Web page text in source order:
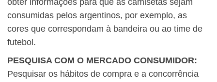
obter informações para que as camisetas sejam
consumidas pelos argentinos, por exemplo, as
cores que correspondam à bandeira ou ao time de
futebol.
PESQUISA COM O MERCADO CONSUMIDOR:
Pesquisar os hábitos de compra e a concorrência